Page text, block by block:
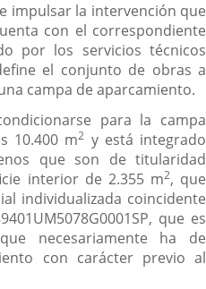
impulsar la intervención que
con el correspondiente
por los servicios técnicos
el conjunto de obras a
campa de aparcamiento.
para la campa
10.400 m2 y está integrado
que son de titularidad
interior de 2.355 m2, que
individualizada coincidente
que es
necesariamente ha de
con carácter previo al